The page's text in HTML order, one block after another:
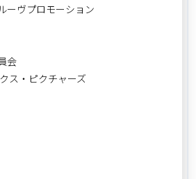
ーヴプロモーション
会
ス・ピクチャーズ